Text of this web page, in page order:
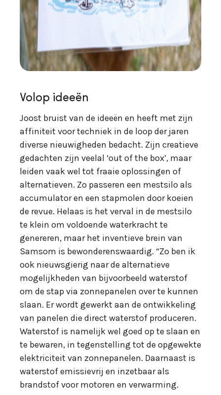
Volop ideeën
Joost bruist van de ideeën en heeft met zijn
affiniteit voor techniek in de loop der jaren
diverse nieuwigheden bedacht. Zijn creatieve
gedachten zijn veelal ‘out of the box’, maar
leiden vaak wel tot fraaie oplossingen of
alternatieven. Zo passeren een mestsilo als
accumulator en een stapmolen door koeien
de revue. Helaas is het verval in de mestsilo
te klein om voldoende waterkracht te
genereren, maar het inventieve brein van
Samsom is bewonderenswaardig. “Zo ben ik
ook nieuwsgierig naar de alternatieve
mogelijkheden van bijvoorbeeld waterstof
om de stap via zonnepanelen over te kunnen
slaan. Er wordt gewerkt aan de ontwikkeling
van panelen die direct waterstof produceren.
Waterstof is namelijk wel goed op te slaan en
te bewaren, in tegenstelling tot de opgewekte
elektriciteit van zonnepanelen. Daarnaast is
waterstof emissievrij en inzetbaar als
brandstof voor motoren en verwarming.